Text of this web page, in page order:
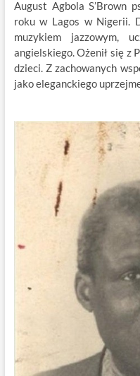
August Agbola S’Brown
roku w Lagos w Nigerii.
muzykiem jazzowym,
angielskiego. Ożenił się z
dzieci. Z zachowanych
jako eleganckiego